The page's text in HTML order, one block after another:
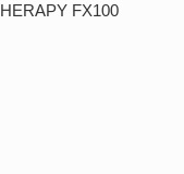
FX100